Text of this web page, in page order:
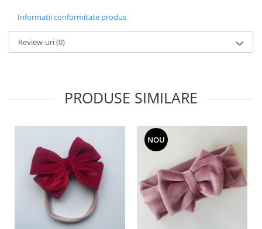
Informatii conformitate produs
Review-uri(0)
PRODUSE SIMILARE
NOU